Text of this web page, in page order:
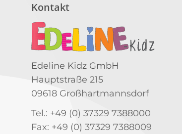
Kontakt
Edeline Kidz GmbH
Hauptstraße 215
09618 Großhartmannsdorf
Tel.: +49 (0) 37329 7388000
Fax: +49 (0) 37329 7388009